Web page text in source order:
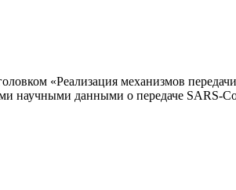
«Реализация механизмов
научными данными о передаче SARS-